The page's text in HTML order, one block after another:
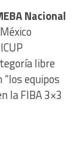
Nacional
libre
equipos
la FIBA 3×3